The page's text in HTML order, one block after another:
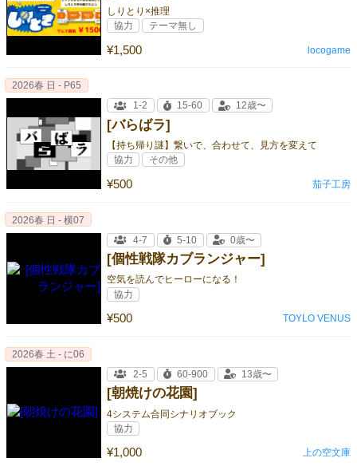
しりとり×推理
¥1,500
協力 テーマ無し
locogame
[バらばラ]
【持ち帰り謎】繋いで、合わせて、見方を変えて
¥500
2026春 日 - P65
1-2
15-60 12歳〜
協力 その他
茄子工房
[個性戦隊カブランジャー]
空気を読んでヒーローになる！
¥500
2026春 日 - 横07
4-7
5-10 0歳〜
協力
TOYLO VENUS
[朝焼けの花園]
4システム合同シナリオブック
¥1,000
2026春 土 - に06
2-5
60-900 13歳〜
協力
上の空文庫